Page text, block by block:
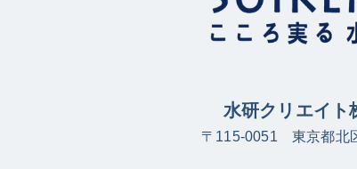
水研クリエイト
〒115-0051 東京都北